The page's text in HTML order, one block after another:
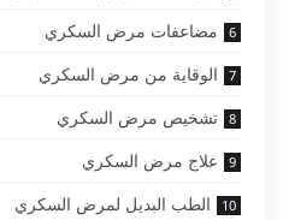
مضاعفات مرض السكري
الوقاية من مرض السكري
تشخيص مرض السكري
علاج مرض السكري
الطب البديل لمرض السكري